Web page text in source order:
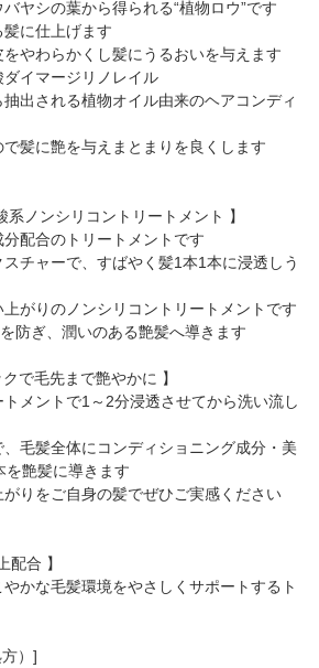
ヤシの葉から得られる“植物ロウ”です
に仕上げます
やわらかくし髪にうるおいを与えます
ダイマージリノレイル
出される植物オイル由来のヘアコンディ
髪に艶を与えまとまりを良くします
系ノンシリコントリートメント 】
分配合のトリートメントです
スチャーで、すばやく髪1本1本に浸透しう
上がりのノンシリコントリートメントです
防ぎ、潤いのある艶髪へ導きます
で毛先まで艶やかに 】
トメントで1～2分浸透させてから洗い流し
、毛髪全体にコンディショニング成分・美
を艶髪に導きます
がりをご自身の髪でぜひご実感ください
配合 】
やかな毛髪環境をやさしくサポートするト
）]